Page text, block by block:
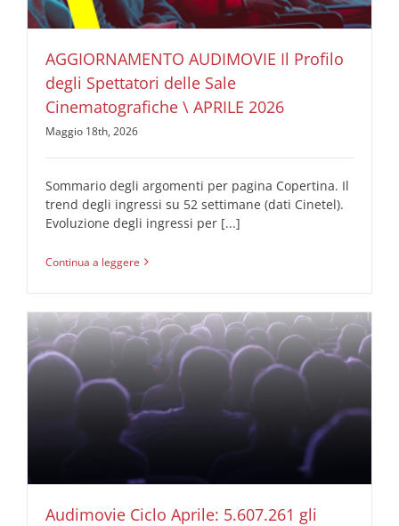
AGGIORNAMENTO AUDIMOVIE Il Profilo
degli Spettatori delle Sale
Cinematografiche \ APRILE 2026
Maggio 18th, 2026
Sommario degli argomenti per pagina Copertina. Il
trend degli ingressi su 52 settimane (dati Cinetel).
Evoluzione degli ingressi per [...]
Continua a leggere
Audimovie Ciclo Aprile: 5.607.261 gli spettatori nelle
AUDIMOVIE Ricerche Pubblicità Cinema
Audimovie Ciclo Aprile: 5.607.261 gli